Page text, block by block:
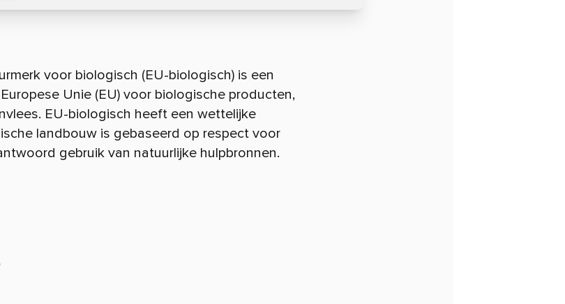
voor biologisch (EU-biologisch) is een
Unie (EU) voor biologische producten,
EU-biologisch heeft een wettelijke
landbouw is gebaseerd op respect voor
gebruik van natuurlijke hulpbronnen.